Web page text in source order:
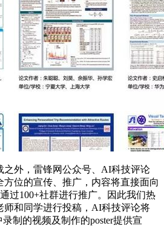
外，雷锋网公众号、AI科技评论
位的宣传、推广，内容将直接面向
过100+社群进行推广。因此我们热
师和同学进行投稿，AI科技评论将
制的视频及制作的poster提供宣